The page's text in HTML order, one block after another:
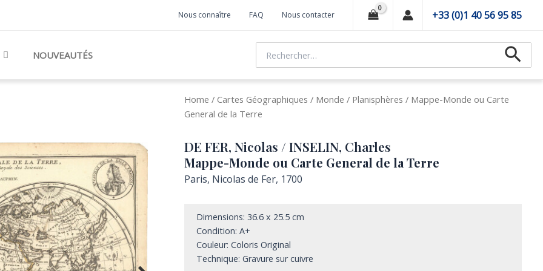
Nous connaître FAQ Nous contacter +33 (0)1 40 56 95 85
NOUVEAUTÉS
Home / Cartes Géographiques / Monde / Planisphères / Mappe-Monde ou Carte
General de la Terre
DE FER, Nicolas / INSELIN, Charles
Mappe-Monde ou Carte General de la Terre
Paris, Nicolas de Fer, 1700
Dimensions: 36.6 x 25.5 cm
Condition: A+
Couleur: Coloris Original
Technique: Gravure sur cuivre